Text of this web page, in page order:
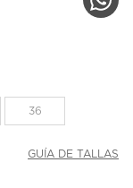
36
GUÍA DE TALLAS